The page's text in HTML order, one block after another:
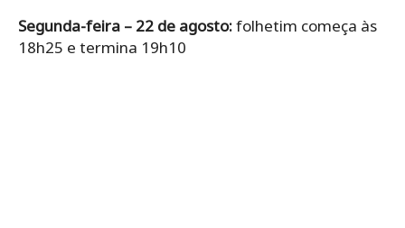
Segunda-feira – 22 de agosto:folhetim começa às
18h25 e termina 19h10